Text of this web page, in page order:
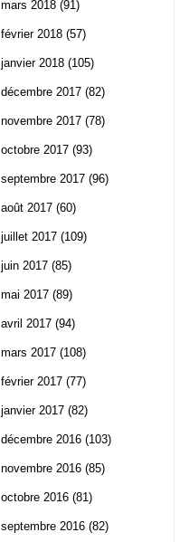
mars 2018 (91)
février 2018 (57)
janvier 2018 (105)
décembre 2017 (82)
novembre 2017 (78)
octobre 2017 (93)
septembre 2017 (96)
août 2017 (60)
juillet 2017 (109)
juin 2017 (85)
mai 2017 (89)
avril 2017 (94)
mars 2017 (108)
février 2017 (77)
janvier 2017 (82)
décembre 2016 (103)
novembre 2016 (85)
octobre 2016 (81)
septembre 2016 (82)